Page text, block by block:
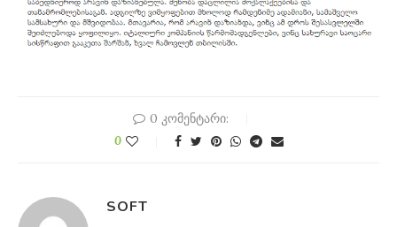
0 კომენტარი:
0
SOFT